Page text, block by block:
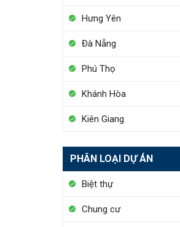
Hưng Yên
Đà Nẵng
Phú Thọ
Khánh Hòa
Kiên Giang
PHÂN LOẠI DỰ ÁN
Biệt thự
Chung cư